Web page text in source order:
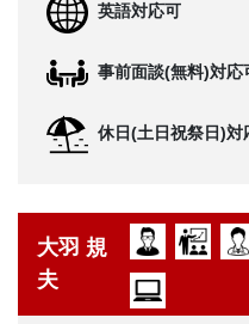
英語対応可
事前面談(無料)対応
休日(土日祝祭日)対
大羽 規
夫